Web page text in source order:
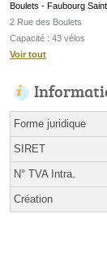
Boulets - Faubourg
2 Rue des Boulets
Capacité : 43 vélos
Voir tout
Forme juridique
SIRET
N° TVA Intra.
Création